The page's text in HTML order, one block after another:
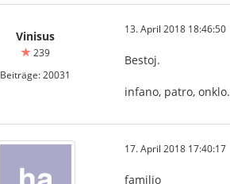
Vinisus
239
Beiträge: 20031
13. April 2018 18:46:50
Bestoj.
infano, patro, onklo.
17. April 2018 17:40:17
familio